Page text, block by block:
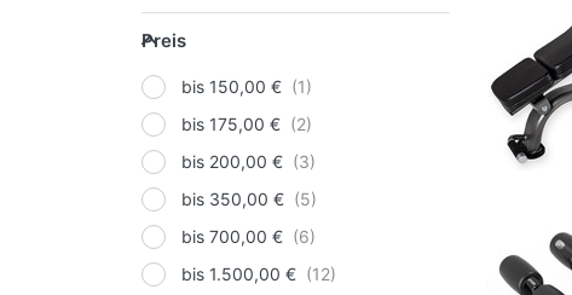
O'LIVE FITNESS
Watson Gym Equipment
ZIVA
Preis
Preis
bis 150,00 €
bis 175,00 €
bis 200,00 €
bis 350,00 €
bis 700,00 €
bis 1.500,00 €